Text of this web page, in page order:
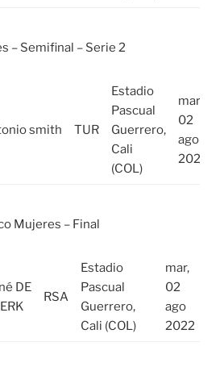
– Semifinal – Serie 2
smith TUR
Estadio
Pascual
Guerrero,
Cali
(COL)
mar,
02
ago
2022
Mujeres – Final
DE
RSA
Estadio
Pascual
Guerrero,
Cali (COL)
mar,
02
ago
2022